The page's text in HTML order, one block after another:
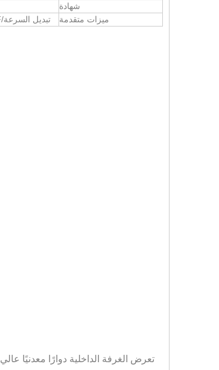
شهادة
ميزات متقدمة
تبديل السرعة/RCF ؛ وظيفة تشغيل قصيرة وظيفة التأسيس الصوتي
تعرض الغرفة الداخلية دوارًا معدنيًا